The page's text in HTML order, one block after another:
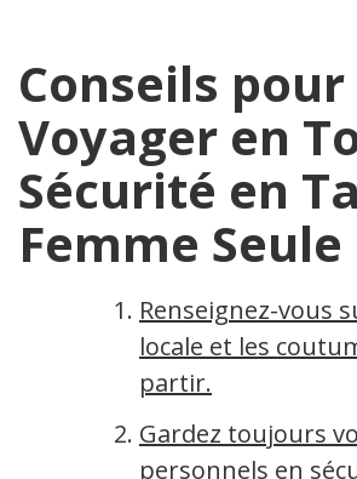
Conseils pour
Voyager en
Sécurité en
Femme Seule
Renseignez-vous
locale et les
partir.
Gardez toujours
personnels en